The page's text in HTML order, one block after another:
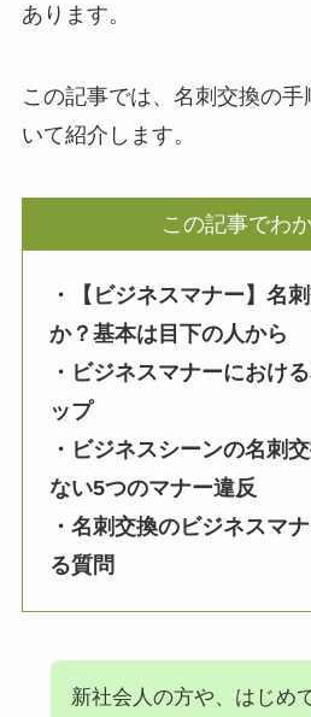
あります。
この記事では、名刺交換の
いて紹介します。
この記事でわ
・【ビジネスマナー】名
か？基本は目下の人から
・ビジネスマナーにおけ
ップ
・ビジネスシーンの名刺
ない5つのマナー違反
・名刺交換のビジネスマ
る質問
新社会人の方や、はじめ